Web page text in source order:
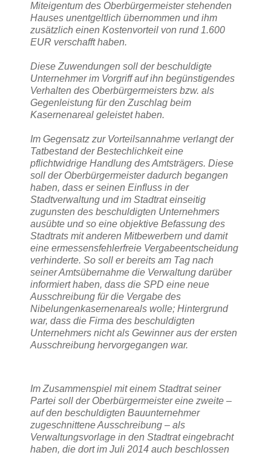
Miteigentum des Oberbürgermeister stehenden
Hauses unentgeltlich übernommen und ihm
zusätzlich einen Kostenvorteil von rund 1.600
EUR verschafft haben.
Diese Zuwendungen soll der beschuldigte
Unternehmer im Vorgriff auf ihn begünstigendes
Verhalten des Oberbürgermeisters bzw. als
Gegenleistung für den Zuschlag beim
Kasernenareal geleistet haben.
Im Gegensatz zur Vorteilsannahme verlangt der
Tatbestand der Bestechlichkeit eine
pflichtwidrige Handlung des Amtsträgers. Diese
soll der Oberbürgermeister dadurch begangen
haben, dass er seinen Einfluss in der
Stadtverwaltung und im Stadtrat einseitig
zugunsten des beschuldigten Unternehmers
ausübte und so eine objektive Befassung des
Stadtrats mit anderen Mitbewerbern und damit
eine ermessensfehlerfreie Vergabeentscheidung
verhinderte. So soll er bereits am Tag nach
seiner Amtsübernahme die Verwaltung darüber
informiert haben, dass die SPD eine neue
Ausschreibung für die Vergabe des
Nibelungenkasernenareals wolle; Hintergrund
war, dass die Firma des beschuldigten
Unternehmers nicht als Gewinner aus der ersten
Ausschreibung hervorgegangen war.
Im Zusammenspiel mit einem Stadtrat seiner
Partei soll der Oberbürgermeister eine zweite –
auf den beschuldigten Bauunternehmer
zugeschnittene Ausschreibung – als
Verwaltungsvorlage in den Stadtrat eingebracht
haben, die dort im Juli 2014 auch beschlossen